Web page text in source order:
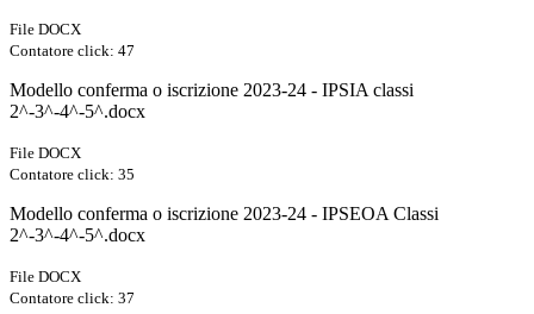
File DOCX
Contatore click: 47
Modello conferma o iscrizione 2023-24 - IPSIA classi
2^-3^-4^-5^.docx
File DOCX
Contatore click: 35
Modello conferma o iscrizione 2023-24 - IPSEOA Classi
2^-3^-4^-5^.docx
File DOCX
Contatore click: 37